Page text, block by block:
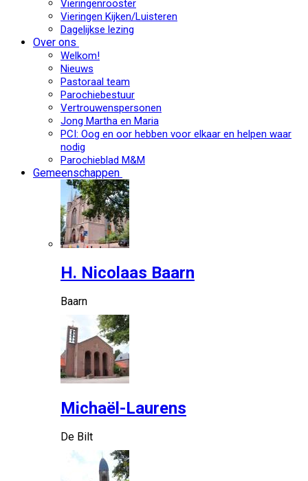
Vieringenrooster
Vieringen Kijken/Luisteren
Dagelijkse lezing
Over ons
Welkom!
Nieuws
Pastoraal team
Parochiebestuur
Vertrouwenspersonen
Jong Martha en Maria
PCI: Oog en oor hebben voor elkaar en helpen waar
nodig
Parochieblad M&M
Gemeenschappen
H. Nicolaas Baarn
Baarn
Michaël-Laurens
De Bilt